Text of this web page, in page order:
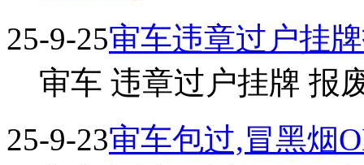
25-9-25审车违章过户挂
审车 违章过户挂牌 报
25-9-23审车包过,冒黑烟